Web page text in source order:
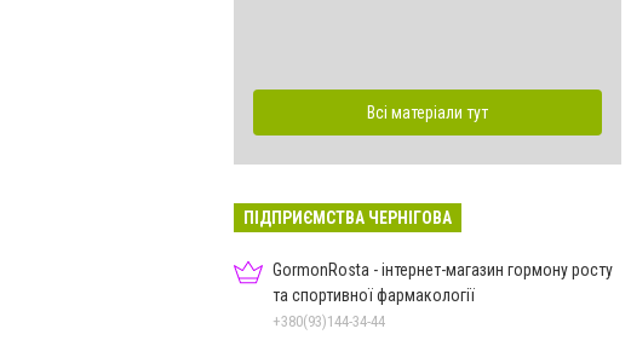
Всі матеріали тут
ПІДПРИЄМСТВА ЧЕРНІГОВА
GormonRosta - інтернет-магазин гормону росту
та спортивної фармакології
+380(93)144-34-44